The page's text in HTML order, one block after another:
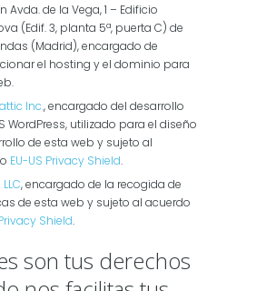
Avda. de la Vega, 1 – Edificio
(Edif. 3, planta 5ª, puerta C) de
(Madrid), encargado de
el hosting y el dominio para
Inc., encargado del desarrollo
WordPress, utilizado para el diseño
de esta web y sujeto al
EU-US Privacy Shield.
, encargado de la recogida de
de esta web y sujeto al acuerdo
Shield.
son tus derechos